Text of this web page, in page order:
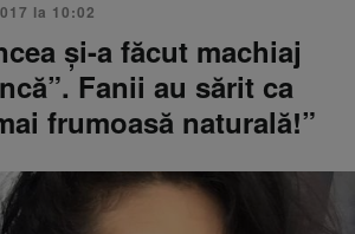
la 10:02
și-a făcut machiaj
Fanii au sărit ca
frumoasă naturală!”